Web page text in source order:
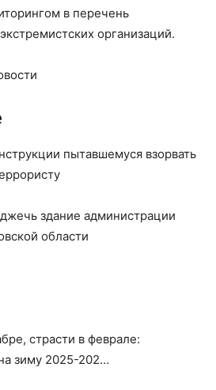
в перечень
организаций.
пытавшемуся взорвать
здание администрации
области
страсти в феврале:
зиму 2025-202…